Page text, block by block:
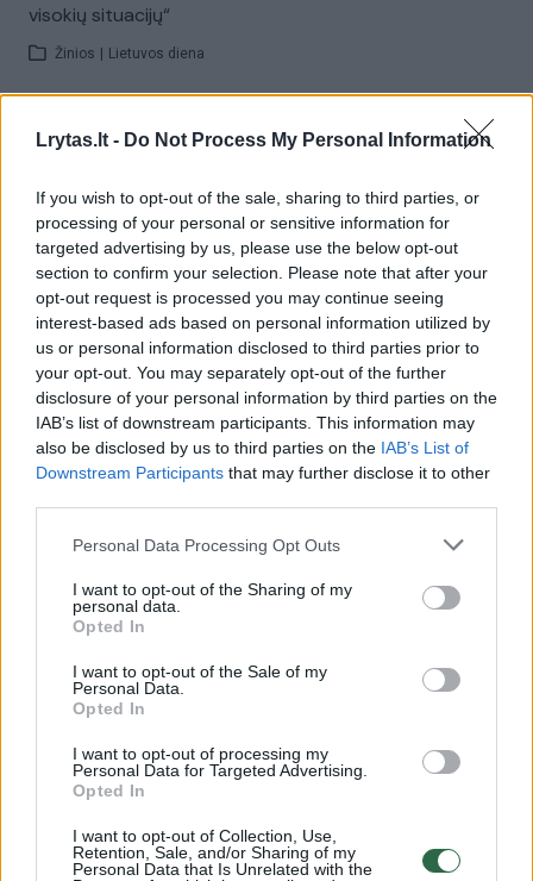
Lrytas.lt - Do Not Process My Personal Information
If you wish to opt-out of the sale, sharing to third parties, or
processing of your personal or sensitive information for
targeted advertising by us, please use the below opt-out
section to confirm your selection. Please note that after your
opt-out request is processed you may continue seeing
interest-based ads based on personal information utilized by
us or personal information disclosed to third parties prior to
your opt-out. You may separately opt-out of the further
disclosure of your personal information by third parties on the
IAB’s list of downstream participants. This information may
also be disclosed by us to third parties on the IAB’s List of
Downstream Participants that may further disclose it to other
Personal Data Processing Opt Outs
I want to opt-out of the Sharing of my
personal data.
Opted In
I want to opt-out of the Sale of my
Personal Data.
Opted In
I want to opt-out of processing my
Personal Data for Targeted Advertising.
Opted In
I want to opt-out of Collection, Use,
Retention, Sale, and/or Sharing of my
Personal Data that Is Unrelated with the
visokių situacijų“
Žinios Lietuvos diena
L. Kontrimas, A. Lašas, A. Lyberytė: ko nesupranta
Laidos | Lietuva tiesiogiai
Visi įrašai
Žiūrimiausi įrašai
00:00:49
Pateikė daugiau detalių apie iš tėvų paimtus šešis
vaikus: jiems kilusi grėsmė
Žinios | Lietuvos diena
Vaizdai iš tragiškos avarijos Vilniaus r.: dviejų moterų ir
vaiko gyvybių išgelbėti nepavyko
Žinios | Lietuvos diena
00:00:59
Nufilmavo, kaip patvino Vilniaus Vakarinis aplinkkelis:
Žinios | Lietuvos diena